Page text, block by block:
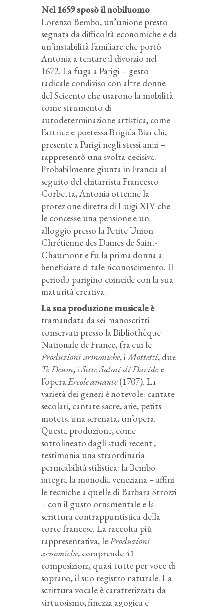
Nel 1659 sposò il nobiluomo
Lorenzo Bembo, un’unione presto
segnata da difficoltà economiche e da
un’instabilità familiare che portò
Antonia a tentare il divorzio nel
1672. La fuga a Parigi – gesto
radicale condiviso con altre donne
del Seicento che usarono la mobilità
come strumento di
autodeterminazione artistica, come
l’attrice e poetessa Brigida Bianchi,
presente a Parigi negli stessi anni –
rappresentò una svolta decisiva.
Probabilmente giunta in Francia al
seguito del chitarrista Francesco
Corbetta, Antonia ottenne la
protezione diretta di Luigi XIV che
le concesse una pensione e un
alloggio presso la Petite Union
Chrétienne des Dames de Saint-
Chaumont e fu la prima donna a
beneficiare di tale riconoscimento. Il
periodo parigino coincide con la sua
maturità creativa.
La sua produzione musicale è
tramandata da sei manoscritti
conservati presso la Bibliothèque
Nationale de France, fra cui le
Produzioni armoniche, iMottetti, due
Te Deum, iSette Salmi di Davidee
l’operaErcole amante(1707). La
varietà dei generi è notevole: cantate
secolari, cantate sacre, arie, petits
motets, una serenata, un’opera.
Questa produzione, come
sottolineato dagli studi recenti,
testimonia una straordinaria
permeabilità stilistica: la Bembo
integra la monodia veneziana – affini
le tecniche a quelle di Barbara Strozzi
– con il gusto ornamentale e la
scrittura contrappuntistica della
corte francese. La raccolta più
rappresentativa, leProduzioni
armoniche, comprende 41
composizioni, quasi tutte per voce di
soprano, il suo registro naturale. La
scrittura vocale è caratterizzata da
virtuosismo, finezza agogica e